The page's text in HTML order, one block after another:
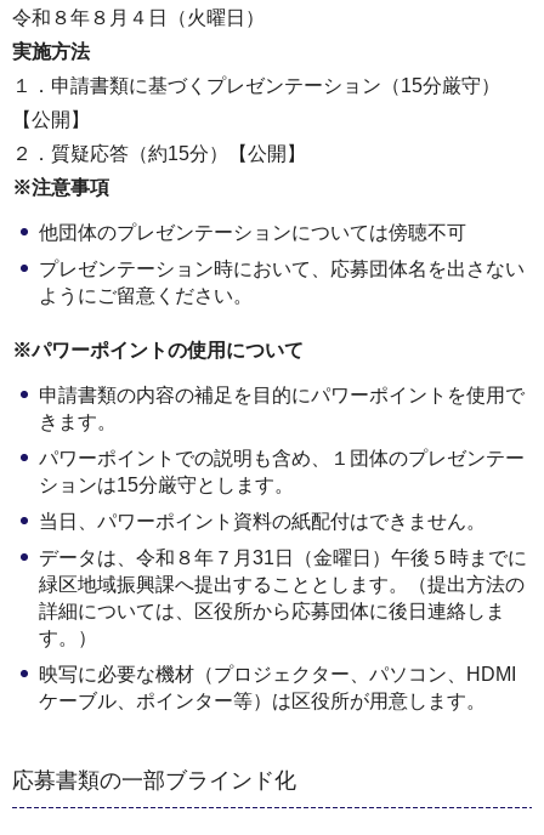
令和８年８月４日（火曜日）
実施方法
１．申請書類に基づくプレゼンテーション（15分厳守）
【公開】
２．質疑応答（約15分）【公開】
※注意事項
他団体のプレゼンテーションについては傍聴不可
プレゼンテーション時において、応募団体名を出さない
ようにご留意ください。
※パワーポイントの使用について
申請書類の内容の補足を目的にパワーポイントを使用で
きます。
パワーポイントでの説明も含め、１団体のプレゼンテー
ションは15分厳守とします。
当日、パワーポイント資料の紙配付はできません。
データは、令和８年７月31日（金曜日）午後５時までに
緑区地域振興課へ提出することとします。（提出方法の
詳細については、区役所から応募団体に後日連絡しま
す。）
映写に必要な機材（プロジェクター、パソコン、HDMI
ケーブル、ポインター等）は区役所が用意します。
応募書類の一部ブラインド化